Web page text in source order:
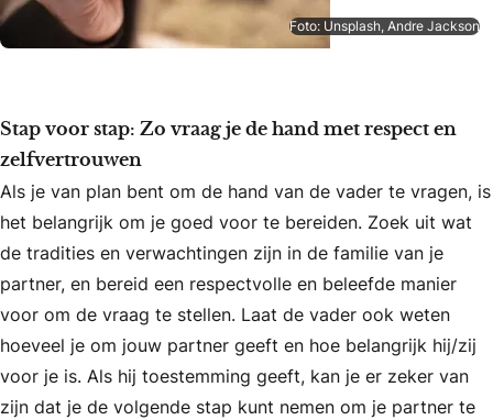
Foto: Unsplash, Andre Jackson
Stap voor stap: Zo vraag je de hand met respect en
zelfvertrouwen
Als je van plan bent om de hand van de vader te vragen, is
het belangrijk om je goed voor te bereiden. Zoek uit wat
de tradities en verwachtingen zijn in de familie van je
partner, en bereid een respectvolle en beleefde manier
voor om de vraag te stellen. Laat de vader ook weten
hoeveel je om jouw partner geeft en hoe belangrijk hij/zij
voor je is. Als hij toestemming geeft, kan je er zeker van
zijn dat je de volgende stap kunt nemen om je partner te